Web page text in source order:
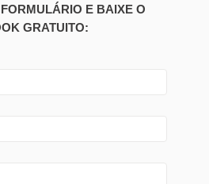
E BAIXE O
GRATUITO: